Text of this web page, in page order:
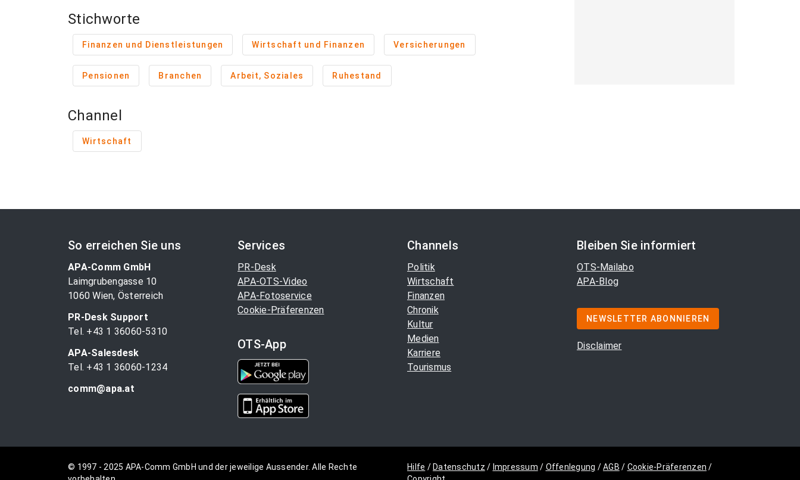
Stichworte
Finanzen und Dienstleistungen Wirtschaft und Finanzen Versicherungen
Pensionen Branchen Arbeit, Soziales Ruhestand
Channel
Wirtschaft
So erreichen Sie uns
APA-Comm GmbH
Laimgrubengasse 10
1060 Wien, Österreich
PR-Desk Support
Tel. +43 1 36060-5310
APA-Salesdesk
Tel. +43 1 36060-1234
comm@apa.at
Services
PR-Desk
APA-OTS-Video
APA-Fotoservice
Cookie-Präferenzen
OTS-App
Channels
Politik
Wirtschaft
Finanzen
Chronik
Kultur
Medien
Karriere
Tourismus
Bleiben Sie informiert
OTS-Mailabo
APA-Blog
NEWSLETTER ABONNIEREN
Disclaimer
© 1997 - 2025 APA-Comm GmbH und der jeweilige Aussender. Alle Rechte
Hilfe / Datenschutz / Impressum / Offenlegung /AGB / Cookie-Präferenzen /